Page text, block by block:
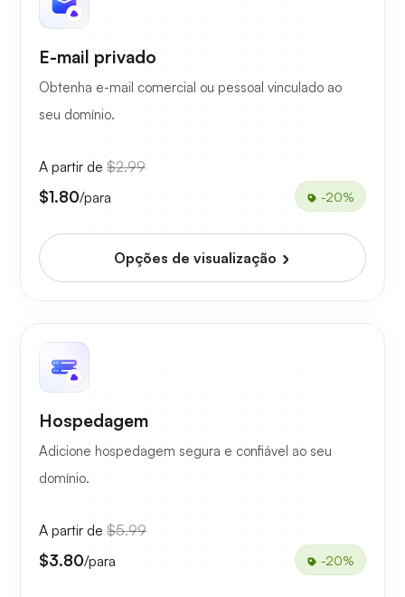
E-mail privado
Obtenha e-mail comercial ou pessoal vinculado ao
seu domínio.
A partir de $2.99
$1.80/para -20%
Opções de visualização
Hospedagem
Adicione hospedagem segura e confiável ao seu
domínio.
A partir de $5.99
$3.80/para -20%